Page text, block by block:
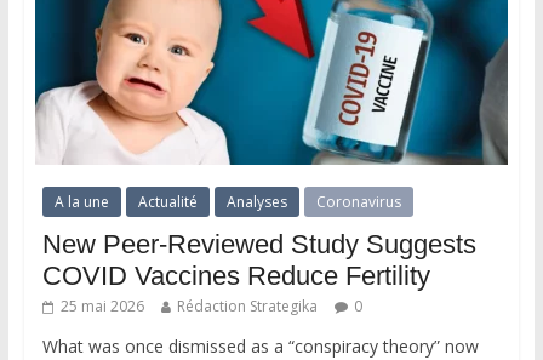
A la une Actualité Analyses Coronavirus
New Peer-Reviewed Study Suggests
COVID Vaccines Reduce Fertility
25 mai 2026 Rédaction Strategika 0
What was once dismissed as a “conspiracy theory” now